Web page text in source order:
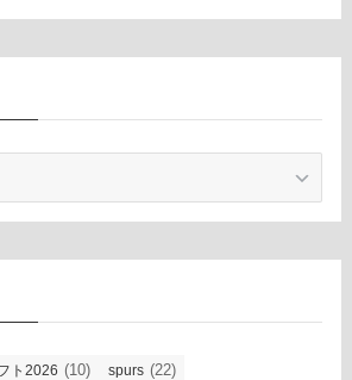
ト2026 (10) spurs (22)